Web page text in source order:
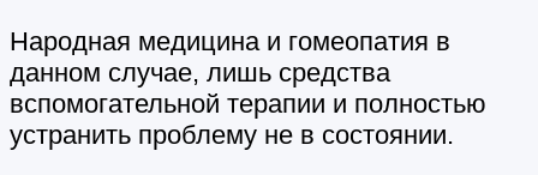
Народная медицина и гомеопатия в
данном случае, лишь средства
вспомогательной терапии и полностью
устранить проблему не в состоянии.